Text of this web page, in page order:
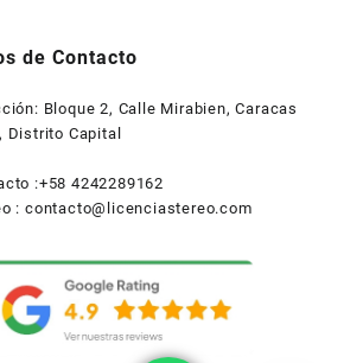
de Contacto
Bloque 2, Calle Mirabien, Caracas
Distrito Capital
:+58 4242289162
: contacto@licenciastereo.com